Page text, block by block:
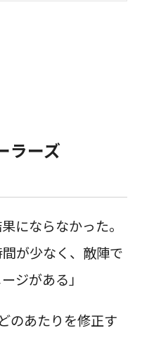
ラーズ
にならなかった。
が少なく、敵陣で
ジがある」
あたりを修正す